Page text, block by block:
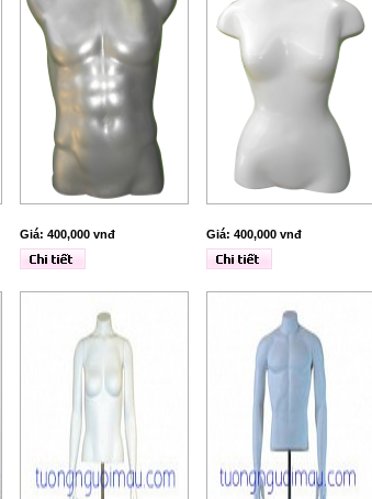
Giá: 400,000 vnđ Giá: 400,000 vnđ